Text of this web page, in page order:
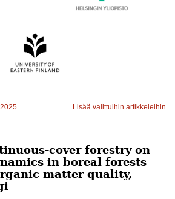
2025 Lisää valittuihin artikkeleihin
cover forestry on
in boreal forests
matter quality,